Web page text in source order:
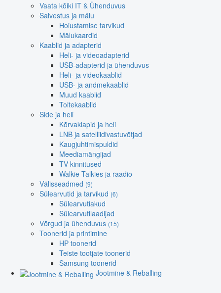
Vaata kõiki IT & Ühenduvus
Salvestus ja mälu
Hoiustamise tarvikud
Mälukaardid
Kaablid ja adapterid
Heli- ja videoadapterid
USB-adapterid ja ühenduvus
Heli- ja videokaablid
USB- ja andmekaablid
Muud kaablid
Toitekaablid
Side ja heli
Kõrvaklapid ja heli
LNB ja satelliidivastuvõtjad
Kaugjuhtimispuldid
Meediamängijad
TV kinnitused
Walkie Talkies ja raadio
Välisseadmed (9)
Sülearvutid ja tarvikud (6)
Sülearvutiakud
Sülearvutilaadijad
Võrgud ja ühenduvus (15)
Toonerid ja printimine
HP toonerid
Teiste tootjate toonerid
Samsung toonerid
Jootmine & Reballing